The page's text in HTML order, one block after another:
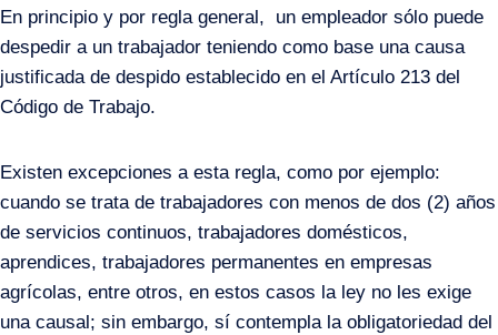
En principio y por regla general, un empleador sólo puede
despedir a un trabajador teniendo como base una causa
justificada de despido establecido en el Artículo 213 del
Código de Trabajo.
Existen excepciones a esta regla, como por ejemplo:
cuando se trata de trabajadores con menos de dos (2) años
de servicios continuos, trabajadores domésticos,
aprendices, trabajadores permanentes en empresas
agrícolas, entre otros, en estos casos la ley no les exige
una causal; sin embargo, sí contempla la obligatoriedad del